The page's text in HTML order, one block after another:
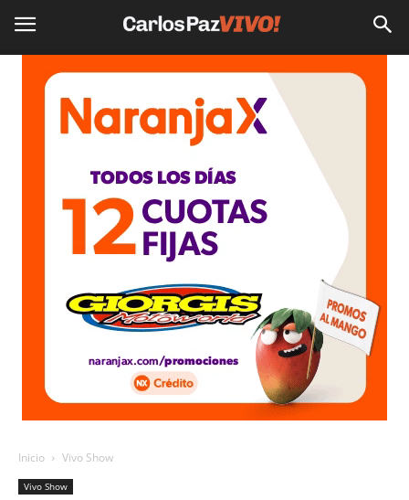
Inicio Vivo Show
Vivo Show